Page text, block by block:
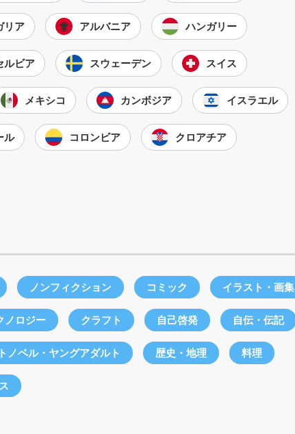
リア アルバニア ハンガリー
ルビア スウェーデン スイス
メキシコ カンボジア イスラエル
ル コロンビア クロアチア
ノンフィクション コミック イラスト・画集
ノロジー クラフト 自己啓発 自伝・伝記
ノベル・ヤングアダルト 歴史・地理 料理